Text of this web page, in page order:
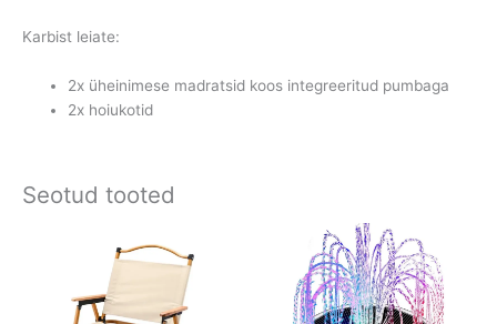
Karbist leiate:
2x üheinimese madratsid koos integreeritud pumbaga
2x hoiukotid
Seotud tooted